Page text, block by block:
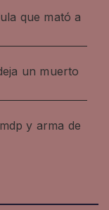
que mató a
un muerto
y arma de